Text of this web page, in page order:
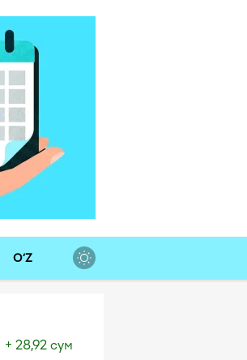
O‘Z
+ 28,92 сум